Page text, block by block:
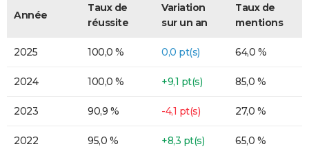
Année
Taux de
réussite
Variation
sur un an
Taux de
mentions
2025 100,0 % 0,0 pt(s) 64,0 %
2024 100,0 % +9,1 pt(s) 85,0 %
2023 90,9 % -4,1 pt(s) 27,0 %
2022 95,0 % +8,3 pt(s) 65,0 %